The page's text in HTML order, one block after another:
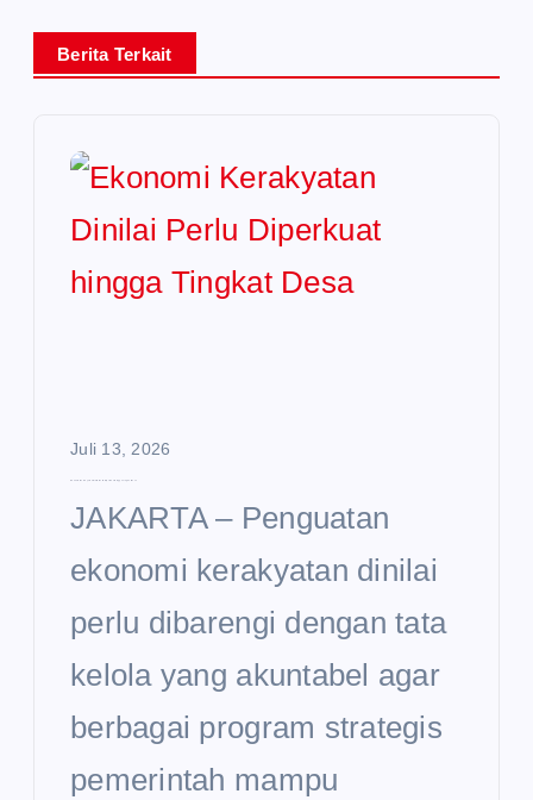
Berita Terkait
Juli 13, 2026
JAKARTA – Penguatan
ekonomi kerakyatan dinilai
perlu dibarengi dengan tata
kelola yang akuntabel agar
berbagai program strategis
pemerintah mampu